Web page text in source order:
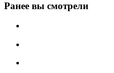
Ранее вы смотрели